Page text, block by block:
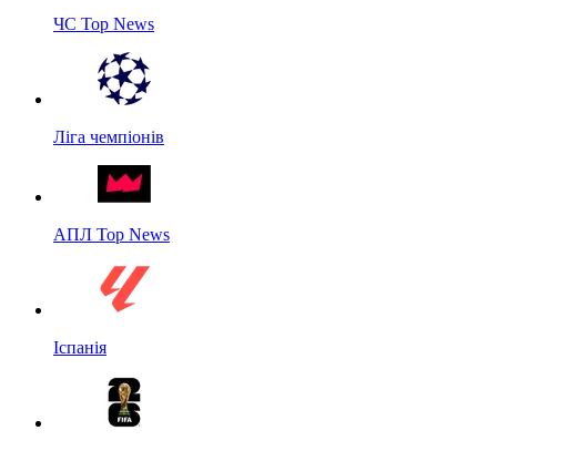
ЧС Top News
Ліга чемпіонів
АПЛ Top News
Іспанія